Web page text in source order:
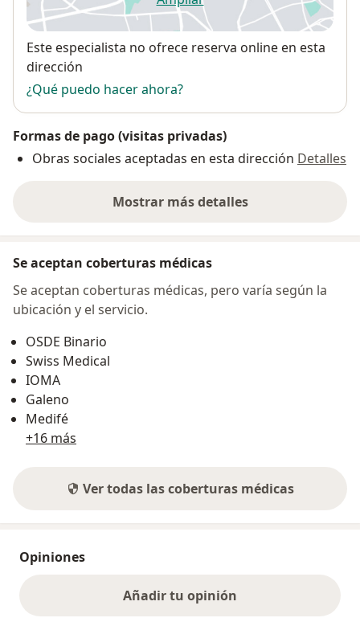
se abre en una nueva
Disponibilidad
Este especialista no ofrece reserva online en esta
dirección
¿Qué puedo hacer ahora?
Formas de pago (visitas privadas)
Obras sociales aceptadas en esta dirección Detalles
Mostrar más detalles
sobre la dirección
Se aceptan coberturas médicas
Se aceptan coberturas médicas, pero varía según la
ubicación y el servicio.
OSDE Binario
Swiss Medical
IOMA
Galeno
Medifé
+16 más
Ver todas las coberturas médicas
Opiniones
Añadir tu opinión